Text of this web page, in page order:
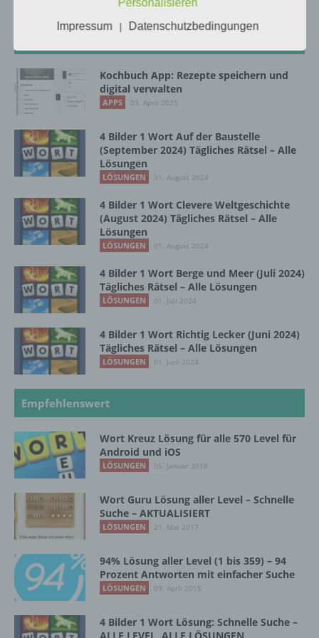
Kochbuch App: Rezepte speichern und
digital verwalten
APPS 03. April 2025
4 Bilder 1 Wort Auf der Baustelle
(September 2024) Tägliches Rätsel – Alle
Lösungen
LÖSUNGEN 31. August 2024
4 Bilder 1 Wort Clevere Weltgeschichte
(August 2024) Tägliches Rätsel – Alle
Lösungen
LÖSUNGEN 01. August 2024
4 Bilder 1 Wort Berge und Meer (Juli 2024)
Tägliches Rätsel – Alle Lösungen
LÖSUNGEN 01. Juli 2024
4 Bilder 1 Wort Richtig Lecker (Juni 2024)
Tägliches Rätsel – Alle Lösungen
LÖSUNGEN 01. Juni 2024
Empfehlenswert
Wort Kreuz Lösung für alle 570 Level für
Android und iOS
LÖSUNGEN 05. Januar 2018
Wort Guru Lösung aller Level – Schnelle
Suche – AKTUALISIERT
LÖSUNGEN 21. Mai 2017
94% Lösung aller Level (1 bis 359) – 94
Prozent Antworten mit einfacher Suche
LÖSUNGEN 09. April 2015
4 Bilder 1 Wort Lösung: Schnelle Suche –
a) personenbezogene Daten
Personenbezogene Daten sind alle
Informationen, die sich auf eine identifizierte
oder identifizierbare natürliche Person (im
Als identifizierbar wird eine natürliche
Person angesehen, die direkt oder indirekt,
insbesondere mittels Zuordnung zu einer
Kennung wie einem Namen, zu einer
Kennnummer, zu Standortdaten, zu einer
Online-Kennung oder zu einem oder
mehreren besonderen Merkmalen, die
Ausdruck der physischen, physiologischen,
genetischen, psychischen, wirtschaftlichen,
kulturellen oder sozialen Identität dieser
natürlichen Person sind, identifiziert werden
kann.
b) betroffene Person
Betroffene Person ist jede identifizierte oder
identifizierbare natürliche Person, deren
personenbezogene Daten von dem für die
Verarbeitung Verantwortlichen verarbeitet
werden.
Verarbeitung ist jeder mit oder ohne Hilfe
automatisierter Verfahren ausgeführte
Zusammenhang mit personenbezogenen
Daten wie das Erheben, das Erfassen, die
Organisation, das Ordnen, die Speicherung,
die Anpassung oder Veränderung, das
Auslesen, das Abfragen, die Verwendung,
die Offenlegung durch Übermittlung,
Impressum
Datenschutzbedingungen